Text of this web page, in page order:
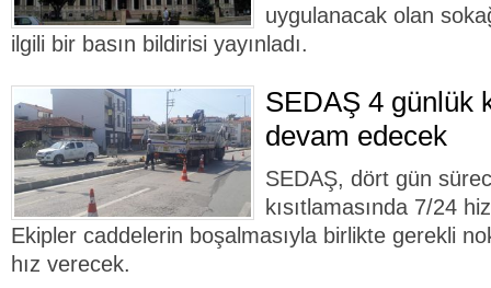
uygulanacak olan
ilgili bir basın bildirisi yayınladı.
SEDAŞ 4 günlük
devam edecek
SEDAŞ, dört gün
kısıtlamasında 7/24
Ekipler caddelerin boşalmasıyla birlikte gerekli
hız verecek.